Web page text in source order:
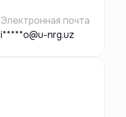
Электронная почта
i*****o@u-nrg.uz